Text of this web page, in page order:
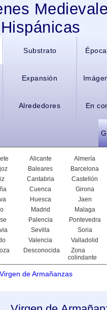
Hispánicas
Substrato
Expansión
Alrededores En
Alicante Almería
Baleares Barcelona
Cantabria Castellón
Cuenca Girona
Huesca Jaen
Madrid Malaga
Palencia Pontevedra
Sevilla Soria
Valencia Valladolid
Desconocida
Zona
colindante
Virgen de Armañanzas